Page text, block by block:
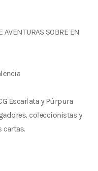
AVENTURAS SOBRE EN
Escarlata y Púrpura
coleccionistas y
cartas.